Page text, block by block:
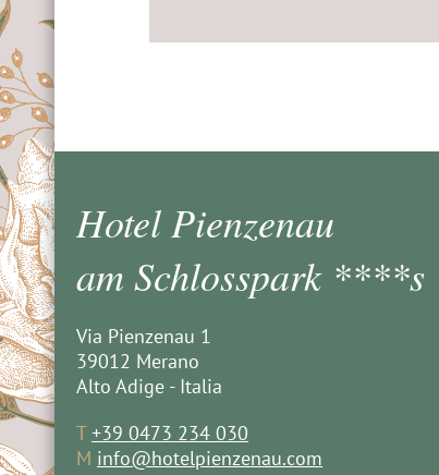
Hotel Pienzenau
am Schlosspark ****s
Via Pienzenau 1
39012 Merano
Alto Adige - Italia
T+39 0473 234 030
M info@hotelpienzenau.com